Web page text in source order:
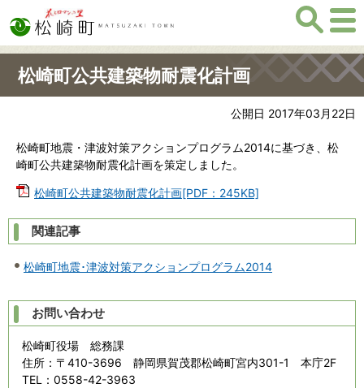
松崎町公共建築物耐震化計画
公開日 2017年03月22日
松崎町地震・津波対策アクションプログラム2014に基づき、松
崎町公共建築物耐震化計画を策定しました。
松崎町公共建築物耐震化計画[PDF：245KB]
関連記事
松崎町地震･津波対策アクションプログラム2014
お問い合わせ
松崎町役場 総務課
住所 ：〒410-3696 静岡県賀茂郡松崎町宮内301-1 本庁2F
TEL
：0558-42-3963